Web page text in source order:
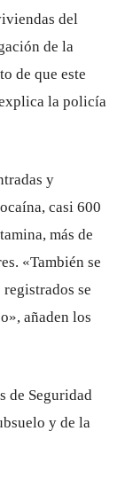
del
de la
de que este
la policía
y
casi 600
más de
«También se
se
añaden los
de Seguridad
y de la